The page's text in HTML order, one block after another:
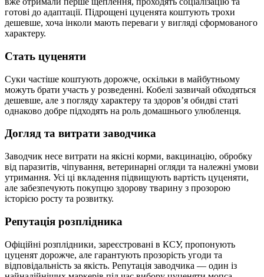
готові до адаптації. Підрощені цуценята коштують трохи
дешевше, хоча інколи мають переваги у вигляді сформованого
характеру.
Стать цуценяти
Суки частіше коштують дорожче, оскільки в майбутньому
можуть брати участь у розведенні. Кобелі зазвичай обходяться
дешевше, але з погляду характеру та здоров’я обидві статі
однаково добре підходять на роль домашнього улюбленця.
Догляд та витрати заводчика
Заводчик несе витрати на якісні корми, вакцинацію, обробку
від паразитів, чіпування, ветеринарні огляди та належні умови
утримання. Усі ці вкладення підвищують вартість цуценяти,
але забезпечують покупцю здорову тварину з прозорою
історією росту та розвитку.
Репутація розплідника
Офіційні розплідники, зареєстровані в КСУ, пропонують
цуценят дорожче, але гарантують прозорість угоди та
відповідальність за якість. Репутація заводчика — один із